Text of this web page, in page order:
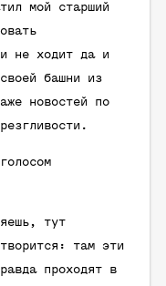
мой старший
не ходит да и
башни из
новостей по
тут
там эти
проходят в